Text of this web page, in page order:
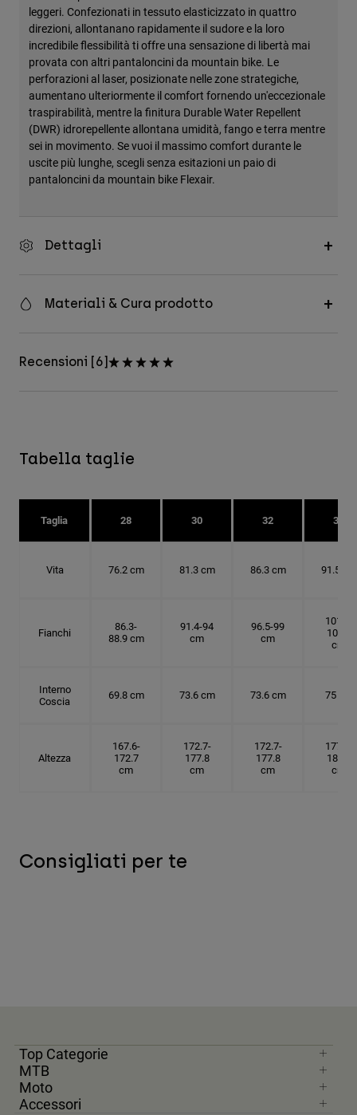
leggeri. Confezionati in tessuto elasticizzato in quattro
direzioni, allontanano rapidamente il sudore e la loro
incredibile flessibilità ti offre una sensazione di libertà mai
provata con altri pantaloncini da mountain bike. Le
perforazioni al laser, posizionate nelle zone strategiche,
aumentano ulteriormente il comfort fornendo un'eccezionale
traspirabilità, mentre la finitura Durable Water Repellent
(DWR) idrorepellente allontana umidità, fango e terra mentre
sei in movimento. Se vuoi il massimo comfort durante le
uscite più lunghe, scegli senza esitazioni un paio di
pantaloncini da mountain bike Flexair.
Dettagli
Materiali & Cura prodotto
Recensioni [6]
Tabella taglie
Taglia 28 30 32 34
Vita 76.2 cm 81.3 cm 86.3 cm 91.5 cm
Fianchi
86.3-
88.9 cm
91.4-94
cm
96.5-99
cm
101.6-
104.1
cm
Interno
Coscia
69.8 cm 73.6 cm 73.6 cm 75 cm
Altezza
167.6-
172.7
cm
172.7-
177.8
cm
172.7-
177.8
cm
177.8-
182.9
cm
Consigliati per te
Top Categorie
MTB
Moto
Accessori